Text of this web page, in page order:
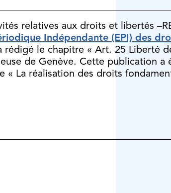
relatives aux droits et libertés
Indépendante (EPI) des
le chapitre « Art. 25 Liberté
de Genève. Cette publication a
La réalisation des droits